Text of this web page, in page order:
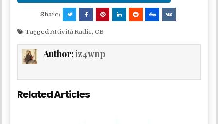
Share:
TaggedAttività Radio,CB
Author:iz4wnp
Related Articles